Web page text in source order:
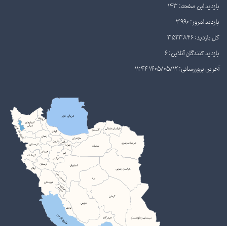
بازدید این صفحه: 143
بازدید امروز: 3990
کل بازدید: 3523846
بازدید کنندگان آنلاین: 6
آخرین بروزرسانی: 1405/05/12 11:44